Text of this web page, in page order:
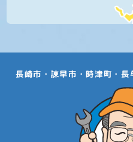
長崎市・諫早市・時津町・